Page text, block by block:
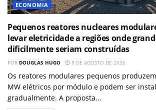
ECONOMIA
Pequenos reatores nucleares
levar eletricidade a regiões onde
dificilmente seriam construídas
POR DOUGLAS HUGO 8 DE AGOSTO DE 2026
Os reatores modulares pequenos
MW elétricos por módulo e podem ser
gradualmente. A proposta...